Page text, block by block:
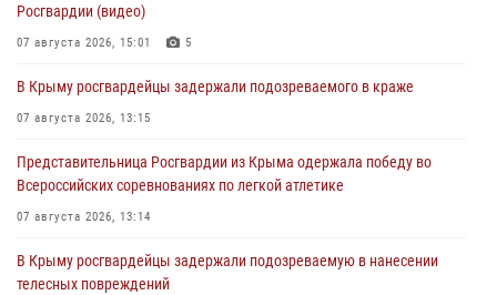
Росгвардии (видео)
07 августа 2026, 15:01 5
В Крыму росгвардейцы задержали подозреваемого в краже
07 августа 2026, 13:15
Представительница Росгвардии из Крыма одержала победу во
Всероссийских соревнованиях по легкой атлетике
07 августа 2026, 13:14
В Крыму росгвардейцы задержали подозреваемую в нанесении
телесных повреждений